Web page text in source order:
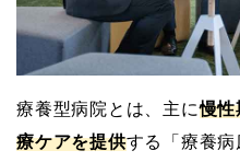
療養型病院とは、主に慢性
療ケアを提供する「療養